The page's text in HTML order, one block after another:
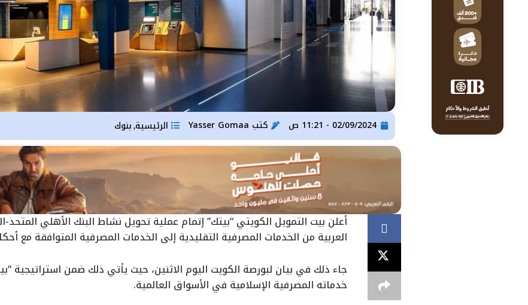
02/09/2024 - 11:21 ص كتب الرئيسية, بنوك
أعلن بيت التمويل الكويتي “بيتك” إتمام عملية تحويل نشاط البنك الأهلي
العربية من الخدمات المصرفية التقليدية إلى الخدمات المصرفية المتوافقة مع
جاء ذلك في بيان لبورصة الكويت اليوم الاثنين، حيث يأتي ذلك ضمن استراتيجية
خدماته المصرفية الإسلامية في الأسواق العالمية.